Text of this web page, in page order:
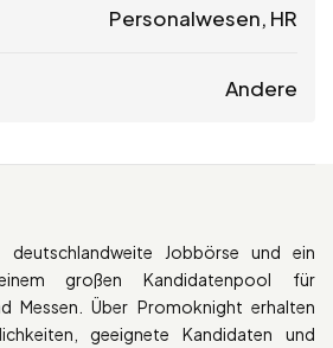
Personalwesen, HR
Andere
Jobbörse und ein
großen Kandidatenpool für
Messen. Über Promoknight erhalten
geeignete Kandidaten und